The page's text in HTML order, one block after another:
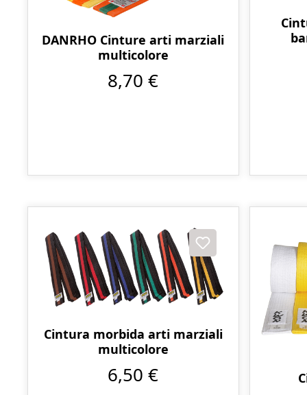
DANRHO Cinture arti marziali
multicolore
8,70 €
Cintura morbida arti marziali
multicolore
6,50 €